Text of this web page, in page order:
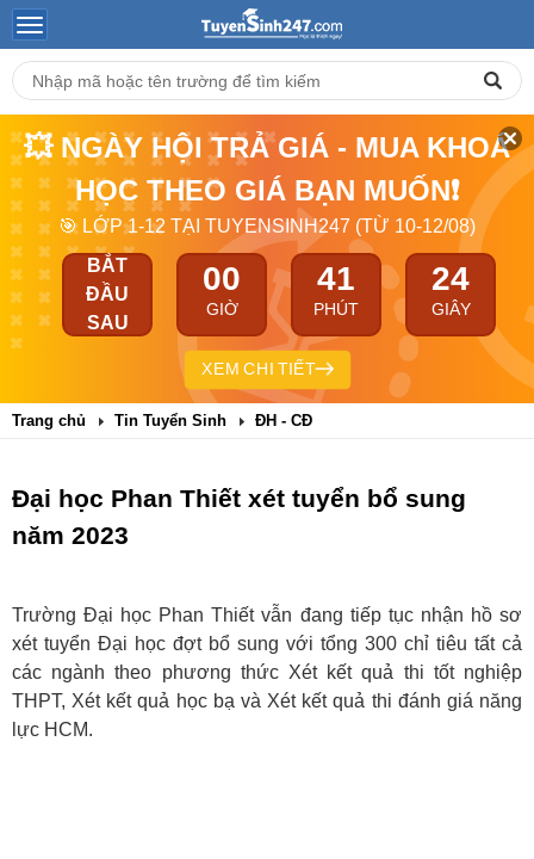
💥 NGÀY HỘI TRẢ GIÁ - MUA KHOÁ
HỌC THEO GIÁ BẠN MUỐN❗
🎯 LỚP 1-12 TẠI TUYENSINH247 (TỪ 10-12/08)
BẮT
ĐẦU
SAU
00
GIỜ
41
PHÚT
24
GIÂY
XEM CHI TIẾT
Trang chủ Tin Tuyển Sinh ĐH - CĐ
Đại học Phan Thiết xét tuyển bổ sung
năm 2023
Trường Đại học Phan Thiết vẫn đang tiếp tục nhận hồ sơ
xét tuyển Đại học đợt bổ sung với tổng 300 chỉ tiêu tất cả
các ngành theo phương thức Xét kết quả thi tốt nghiệp
THPT, Xét kết quả học bạ và Xét kết quả thi đánh giá năng
lực HCM.